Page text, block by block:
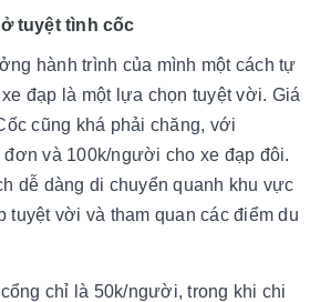
tuyệt tình cốc
hành trình của mình một cách tự
đạp là một lựa chọn tuyệt vời. Giá
cũng khá phải chăng, với
và 100k/người cho xe đạp đôi.
dễ dàng di chuyển quanh khu vực
tuyệt vời và tham quan các điểm du
chỉ là 50k/người, trong khi chi